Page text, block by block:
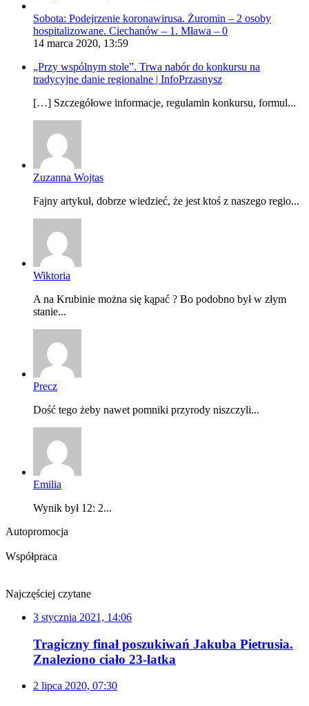
Sobota: Podejrzenie koronawirusa. Żuromin – 2 osoby
hospitalizowane. Ciechanów – 1. Mława – 0
14 marca 2020, 13:59
„Przy wspólnym stole”. Trwa nabór do konkursu na
tradycyjne danie regionalne | InfoPrzasnysz
[…] Szczegółowe informacje, regulamin konkursu, formul...
Zuzanna Wojtas
Fajny artykuł, dobrze wiedzieć, że jest ktoś z naszego regio...
Wiktoria
A na Krubinie można się kąpać ? Bo podobno był w złym
stanie...
Precz
Dość tego żeby nawet pomniki przyrody niszczyli...
Emilia
Wynik był 12: 2...
Autopromocja
Współpraca
Najczęściej czytane
3 stycznia 2021, 14:06
Tragiczny finał poszukiwań Jakuba Pietrusia.
Znaleziono ciało 23-latka
2 lipca 2020, 07:30